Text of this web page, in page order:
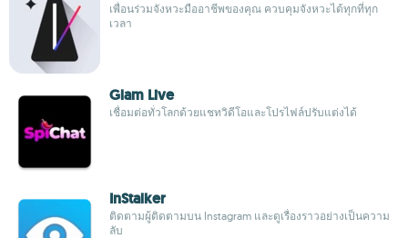
เพื่อนร่วมจังหวะมืออาชีพของคุณ ควบคุมจังหวะได้ทุกที่ทุก
เวลา
Glam Live
เชื่อมต่อทั่วโลกด้วยแชทวิดีโอและโปรไฟล์ปรับแต่งได้
InStalker
ติดตามผู้ติดตามบน Instagram และดูเรื่องราวอย่างเป็นความ
ลับ